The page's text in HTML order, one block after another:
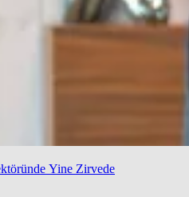
Yine Zirvede